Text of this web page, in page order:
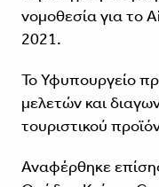
νομοθεσία για το
2021.
Το Υφυπουργείο
μελετών και
τουριστικού
Αναφέρθηκε